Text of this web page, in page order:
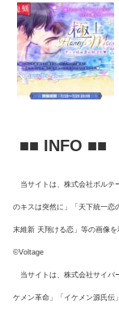
■■ INFO ■■
当サイトは、株式会社ボルテ
のキスは突然に」「天下統一恋
末維新 天翔ける恋」等の画像
©Voltage
当サイトは、株式会社サイバ
ケメン革命」「イケメン源氏伝